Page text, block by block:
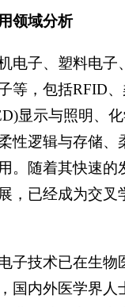
领域分析
电子、塑料电子
等，包括RFID
显示与照明、
性逻辑与存储、
。随着其快速的
，已经成为交叉
子技术已在生物
国内外医学界人